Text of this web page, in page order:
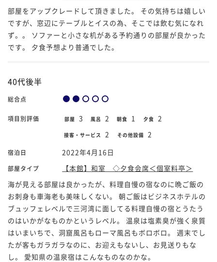
部屋をアップクレードして頂きました。 その気持ちは嬉しい
ですが、窓辺にテーブルとイスの為、そこでは飲む気になれ
ず。。 ソファーと小さな机がある予約通りの部屋が良かった
です。 夕食予想より普通でした。
40代後半
総合点
項目別評価 部屋 3 風呂 2 朝食 1 夕食 2
接客・サービス 2 その他設備 2
宿泊日 2022年4月16日
部屋タイプ
【本館】和室 ◇夕食会席＜個室料亭＞
海が見える部屋は良かったが、料理自慢の宿なのに晩ご飯の
お刺身も車海老も美味しくない。 朝ご飯はビジネスホテルの
ブュッフェレベルで三河湾に面してる料理自慢の宿とうたう
のはいかがなものかというレベル。 温泉は塩素臭が強く泉質
はいまいちで、洞窟風呂もローマ風呂もボロボロ。 週末でし
たが客もガラガラなのに、お迎えもないし、お見送りもな
し。 愛知県の温泉宿はこんなものなのかな。